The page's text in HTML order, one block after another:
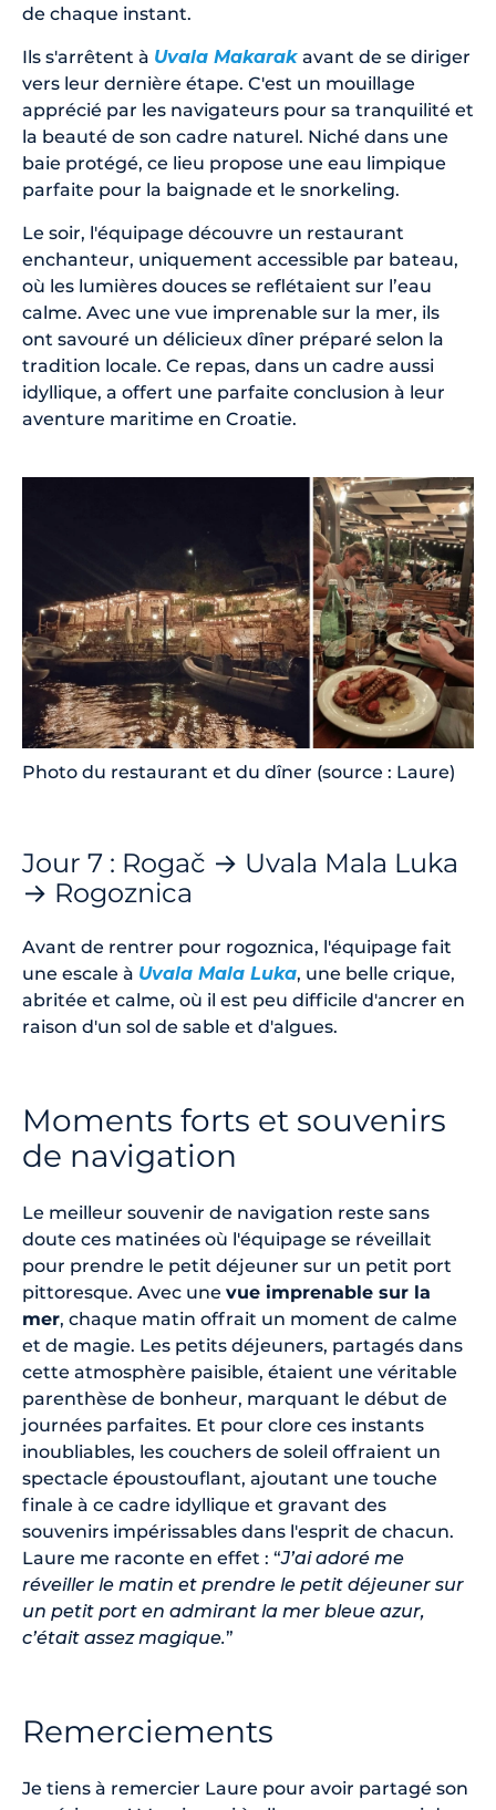
de chaque instant.
Ils s'arrêtent à Uvala Makarak avant de se diriger
vers leur dernière étape. C'est un mouillage
apprécié par les navigateurs pour sa tranquilité et
la beauté de son cadre naturel. Niché dans une
baie protégé, ce lieu propose une eau limpique
parfaite pour la baignade et le snorkeling.
Le soir, l'équipage découvre un restaurant
enchanteur, uniquement accessible par bateau,
où les lumières douces se reflétaient sur l’eau
calme. Avec une vue imprenable sur la mer, ils
ont savouré un délicieux dîner préparé selon la
tradition locale. Ce repas, dans un cadre aussi
idyllique, a offert une parfaite conclusion à leur
aventure maritime en Croatie.
Photo du restaurant et du dîner (source : Laure)
Jour 7 : Rogač → Uvala Mala Luka
→ Rogoznica
Avant de rentrer pour rogoznica, l'équipage fait
une escale à Uvala Mala Luka, une belle crique,
abritée et calme, où il est peu difficile d'ancrer en
raison d'un sol de sable et d'algues.
Moments forts et souvenirs
de navigation
Le meilleur souvenir de navigation reste sans
doute ces matinées où l'équipage se réveillait
pour prendre le petit déjeuner sur un petit port
pittoresque. Avec une vue imprenable sur la
mer, chaque matin offrait un moment de calme
et de magie. Les petits déjeuners, partagés dans
cette atmosphère paisible, étaient une véritable
parenthèse de bonheur, marquant le début de
journées parfaites. Et pour clore ces instants
inoubliables, les couchers de soleil offraient un
spectacle époustouflant, ajoutant une touche
finale à ce cadre idyllique et gravant des
souvenirs impérissables dans l'esprit de chacun.
Laure me raconte en effet : “J’ai adoré me
réveiller le matin et prendre le petit déjeuner sur
un petit port en admirant la mer bleue azur,
c’était assez magique.”
Remerciements
Je tiens à remercier Laure pour avoir partagé son